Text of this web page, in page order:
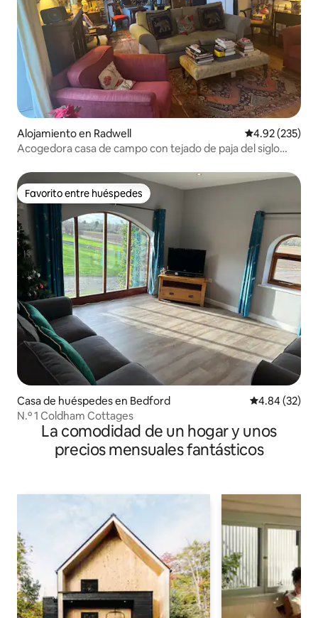
Alojamiento en Radwell Calificación
4.92 (235)
Acogedora casa de campo con tejado de paja del siglo
Favorito entre huéspedes
Favorito entre huéspedes
Casa de huéspedes en Bedford Calificación
4.84 (32)
N.º 1 Coldham Cottages
La comodidad de un hogar y unos
precios mensuales fantásticos